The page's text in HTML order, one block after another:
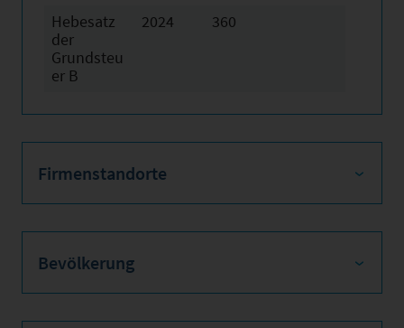
Hebesatz
der
Grundsteu
er B
2024 360
Firmenstandorte
Bevölkerung